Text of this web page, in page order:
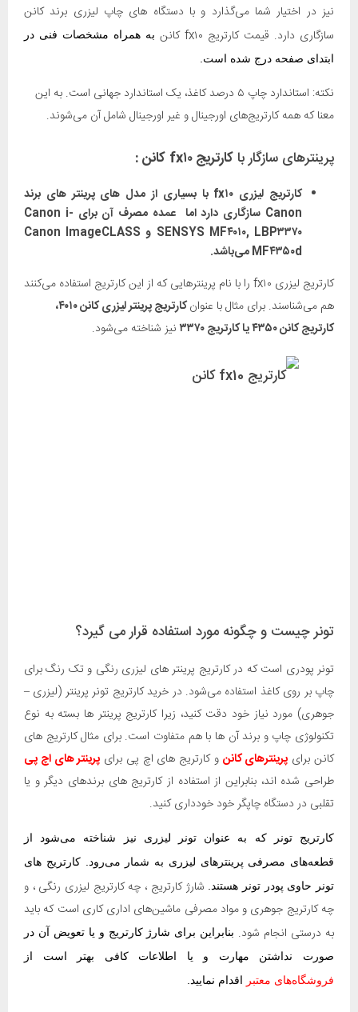
نیز در اختیار شما می‌گذارد و با دستگاه های چاپ لیزری برند کانن
سازگاری دارد. قیمت کارتریج fx۱۰ کانن
به همراه مشخصات فنی در
ابتدای صفحه درج شده است.
نکته: استاندارد چاپ ۵ درصد کاغذ، یک استاندارد جهانی است. به این
معنا که همه کارتریج‌های اورجینال و غیر اورجینال شامل آن می‌شوند.
پرینترهای سازگار با کارتریج fx۱۰ کانن:
کارتریج لیزری fx۱۰ با بسیاری از مدل های پرینتر های برند
Canon سازگاری دارد اما عمده مصرف آن برای Canon i-
SENSYS MF۴۰۱۰, LBP۳۳۷۰ و Canon ImageCLASS
MF۴۳۵۰d می‌باشد.
کارتریج لیزری fx۱۰ را با نام پرینترهایی که از این کارتریج استفاده می‌کنند
هم می‌شناسند. برای مثال با عنوان
کارتریج پرینتر لیزری کانن ۴۰۱۰،
کارتریج کانن ۴۳۵۰ یا کارتریج ۳۳۷۰
نیز شناخته می‌شود.
تونر چیست و چگونه مورد استفاده قرار می گیرد؟
تونر پودری است که در کارتریج پرینتر های لیزری رنگی و تک رنگ برای
چاپ بر روی کاغذ استفاده می‌شود. در خرید کارتریج تونر پرینتر (لیزری –
جوهری) مورد نیاز خود دقت کنید، زیرا کارتریج پرینتر ها بسته به نوع
تکنولوژی چاپ و برند آن ها با هم متفاوت است. برای مثالکارتریج های
کانن برای پرینترهای کانن و کارتریج های اچ پی برای پرینتر های اچ پی
طراحی شده اند، بنابراین از استفاده از کارتریج های برندهای دیگر و یا
تقلبی در دستگاه چاپگر خود خودداری کنید.
کارتریج تونر که به عنوان تونر لیزری نیز شناخته می‌شود از
قطعه‌های مصرفی پرینترهای لیزری به شمار می‌رود. کارتریج ‌های
تونر حاوی پودر تونر هستند. شارژ کارتریج ، چه کارتریج لیزری رنگی ، و
چه کارتریج جوهری و مواد مصرفی ماشین‌های اداری کاری است که باید
به درستی انجام شود. بنابراین برای شارژ کارتریج و یا تعویض آن در
صورت نداشتن مهارت و یا اطلاعات کافی بهتر است از
فروشگاه‌های معتبر اقدام نمایید.